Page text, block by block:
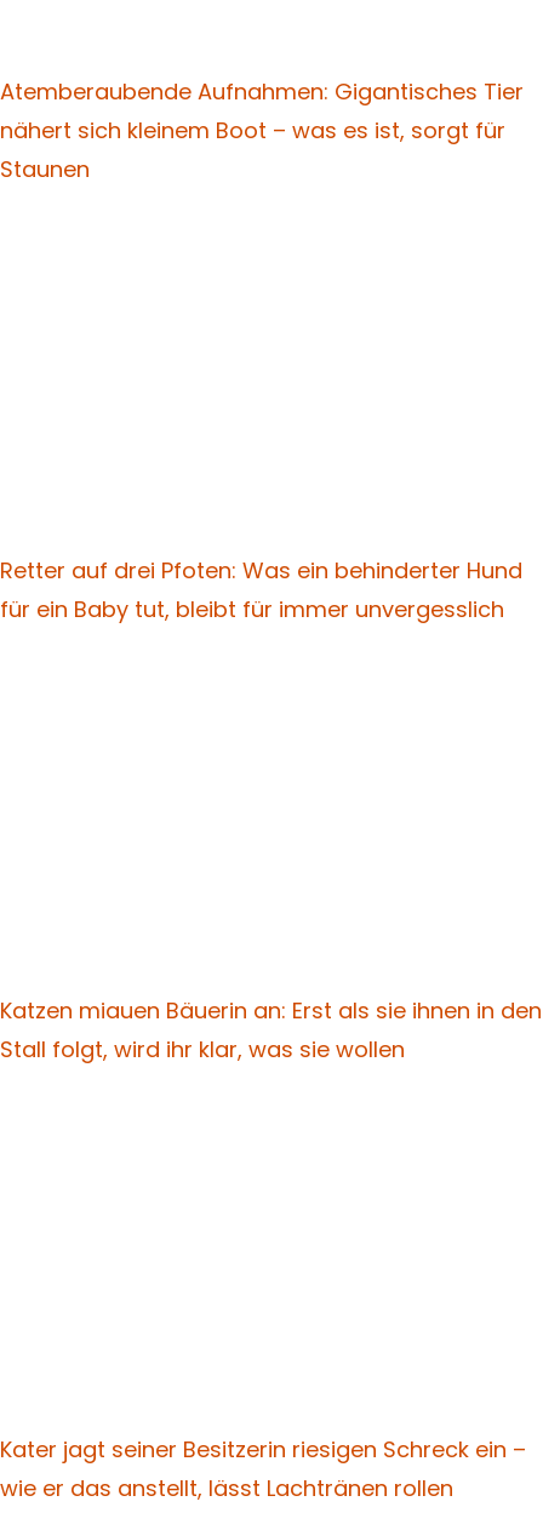
Atemberaubende Aufnahmen: Gigantisches Tier
nähert sich kleinem Boot – was es ist, sorgt für
Staunen
Retter auf drei Pfoten: Was ein behinderter Hund
für ein Baby tut, bleibt für immer unvergesslich
Katzen miauen Bäuerin an: Erst als sie ihnen in den
Stall folgt, wird ihr klar, was sie wollen
Kater jagt seiner Besitzerin riesigen Schreck ein –
wie er das anstellt, lässt Lachtränen rollen